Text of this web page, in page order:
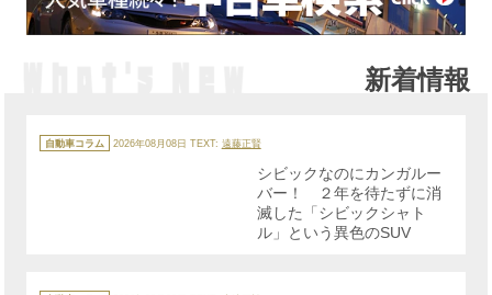
新着情報
テ
ゴ
自動車コラム 2026年08月08日 TEXT: 遠藤正賢
シビックなのにカンガルー
バー！ ２年を待たずに消
滅した「シビックシャト
ル」という異色のSUV